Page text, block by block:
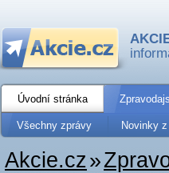
Úvodní stránka
Všechny zprávy Novinky
Akcie.cz»